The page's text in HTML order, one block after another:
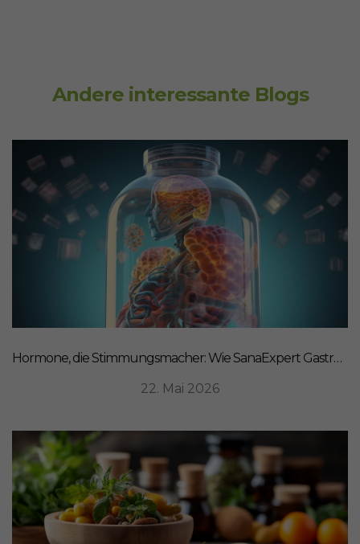
Andere interessante Blogs
Hormone, die Stimmungsmacher: Wie SanaExpert Gastro Forte Ihre Darm-Hirn-Verbindung unterstützt
22. Mai 2026